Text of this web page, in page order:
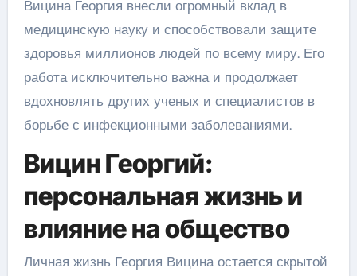
Вицина Георгия внесли огромный вклад в
медицинскую науку и способствовали защите
здоровья миллионов людей по всему миру. Его
работа исключительно важна и продолжает
вдохновлять других ученых и специалистов в
борьбе с инфекционными заболеваниями.
Вицин Георгий:
персональная жизнь и
влияние на общество
Личная жизнь Георгия Вицина остается скрытой